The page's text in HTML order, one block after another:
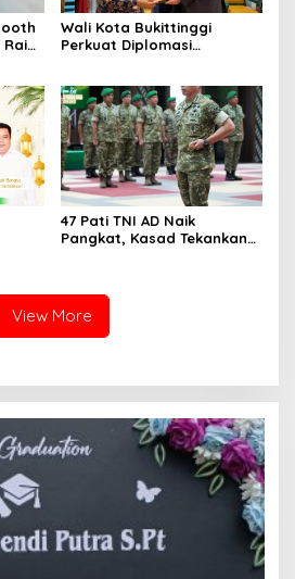
Raih
Wali Kota Bukittinggi
Perkuat Diplomasi
Sukseskan 100 Tahun Jam
Gadang
47 Pati TNI AD Naik
Pangkat, Kasad Tekankan
View More